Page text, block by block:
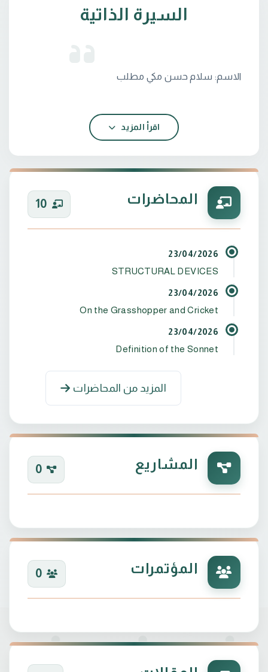
السيرة الذاتية
مكان العمل : العراق / بابل
الهوايات: القراءة ومشاهدة الأفلام ولعب كرة القدم
وقضاء أوقات ممتعة مع العائلة.
اقرأ المزيد
المحاضرات 10
23/04/2026
STRUCTURAL DEVICES
23/04/2026
On the Grasshopper and Cricket
23/04/2026
Definition of the Sonnet
المزيد من المحاضرات
المشاريع 0
المؤتمرات 0